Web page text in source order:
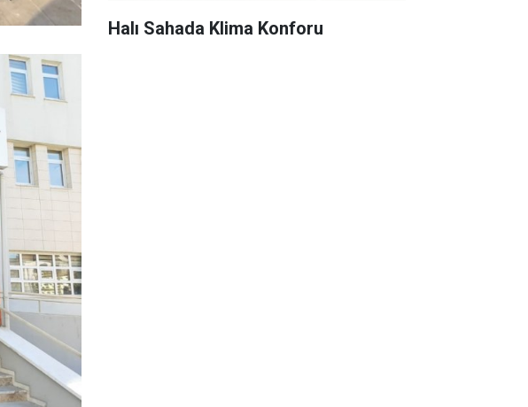
Halı Sahada Klima Konforu